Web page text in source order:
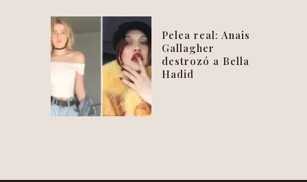
Pelea real: Anais
Gallagher
destrozó a Bella
Hadid